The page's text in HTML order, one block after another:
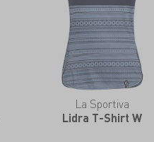
La Sportiva
Lidra T-Shirt W